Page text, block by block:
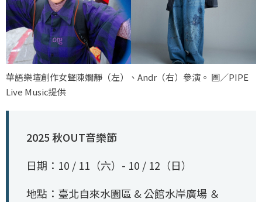
華語樂壇創作女聲陳嫺靜（左）、Andr（右）參演。 圖／PIPE
Live Music提供
2025 秋OUT音樂節
日期：10 / 11（六）- 10 / 12（日）
地點：臺北自來水園區 & 公館水岸廣場 ＆